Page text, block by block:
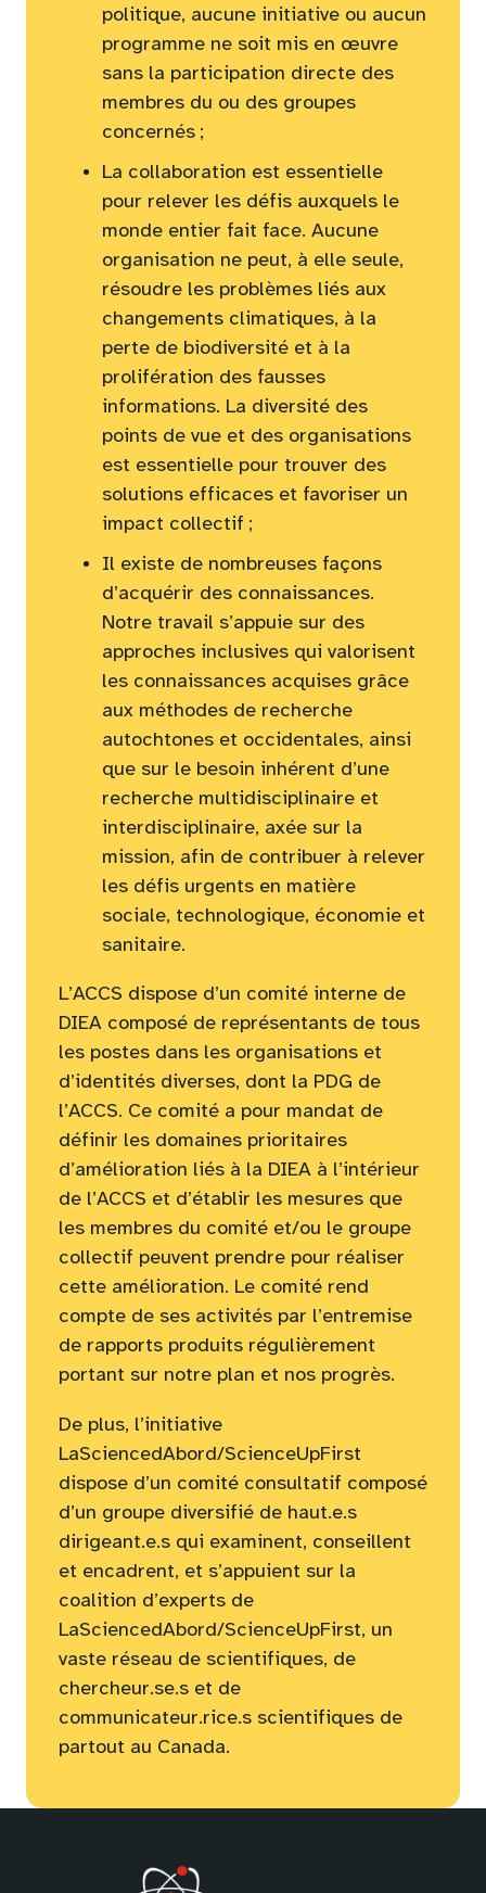
politique, aucune initiative ou aucun
programme ne soit mis en œuvre
sans la participation directe des
membres du ou des groupes
concernés ;
La collaboration est essentielle
pour relever les défis auxquels le
monde entier fait face. Aucune
organisation ne peut, à elle seule,
résoudre les problèmes liés aux
changements climatiques, à la
perte de biodiversité et à la
prolifération des fausses
informations. La diversité des
points de vue et des organisations
est essentielle pour trouver des
solutions efficaces et favoriser un
impact collectif ;
Il existe de nombreuses façons
d’acquérir des connaissances.
Notre travail s’appuie sur des
approches inclusives qui valorisent
les connaissances acquises grâce
aux méthodes de recherche
autochtones et occidentales, ainsi
que sur le besoin inhérent d’une
recherche multidisciplinaire et
interdisciplinaire, axée sur la
mission, afin de contribuer à relever
les défis urgents en matière
sociale, technologique, économie et
sanitaire.
L’ACCS dispose d’un comité interne de
DIEA composé de représentants de tous
les postes dans les organisations et
d’identités diverses, dont la PDG de
l’ACCS. Ce comité a pour mandat de
définir les domaines prioritaires
d’amélioration liés à la DIEA à l’intérieur
de l’ACCS et d’établir les mesures que
les membres du comité et/ou le groupe
collectif peuvent prendre pour réaliser
cette amélioration. Le comité rend
compte de ses activités par l’entremise
de rapports produits régulièrement
portant sur notre plan et nos progrès.
De plus, l’initiative
LaSciencedAbord/ScienceUpFirst
dispose d’un comité consultatif composé
d’un groupe diversifié de haut.e.s
dirigeant.e.s qui examinent, conseillent
et encadrent, et s’appuient sur la
coalition d’experts de
LaSciencedAbord/ScienceUpFirst, un
vaste réseau de scientifiques, de
chercheur.se.s et de
communicateur.rice.s scientifiques de
partout au Canada.